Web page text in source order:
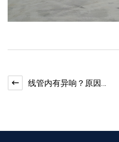
线管内有异响？原因